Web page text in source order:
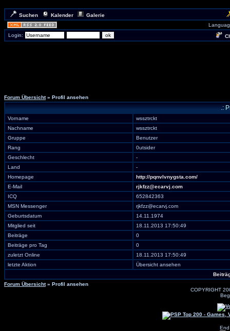
Suchen Kalender
Galerie
Login:
Forum Übersicht» Profil ansehen
.:
Vorname
wssztrckt
Nachname
wssztrckt
Gruppe
Benutzer
Rang
0utsider
Geschlecht
-
Land
-
Homepage
http://pqnvlvnygsta.com/
E-Mail
rjkfzz@ecarvj.com
ICQ
652842363
MSN Messenger
rjkfzz@ecarvj.com
Geburtsdatum
14.11.1974
Mitglied seit
18.11.2013 17:50:49
Beiträge
0
Beiträge pro Tag
0
zuletzt Online
18.11.2013 17:50:49
letzte Aktion
Übersicht ansehen
Forum Übersicht» Profil ansehen
COPYRIGHT